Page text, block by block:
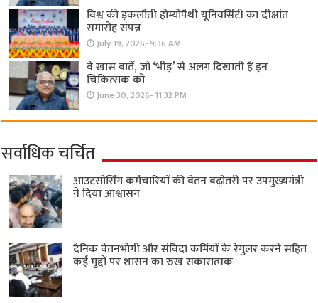
विश्व की इकलौती होम्योपैथी यूनिवर्सिटी का दीक्षांत
समारोह संपन्न
July 19, 2026- 9:36 AM
वे खास बातें, जो ‘भीड़’ से अलग दिखाती हैं इन
चिकित्सक को
June 30, 2026- 11:32 PM
सर्वाधिक चर्चित
आउटसोर्सिंग कर्मचारियों की वेतन बढ़ोतरी पर उपमुख्यमंत्री
ने दिया आश्वासन
दैनिक वेतनभोगी और संविदा कर्मियों के रेगुलर करने सहित
कई मुद्दों पर शासन का रुख सकारात्मक